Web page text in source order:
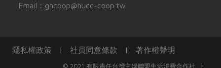
Email：gncoop@hucc-coop.tw
隱私權政策 | 社員同意條款 | 著作權聲明
© 2021 有限責任台灣主婦聯盟生活消費合作社 |